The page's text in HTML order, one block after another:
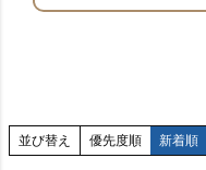
並び替え 優先度順 新着順